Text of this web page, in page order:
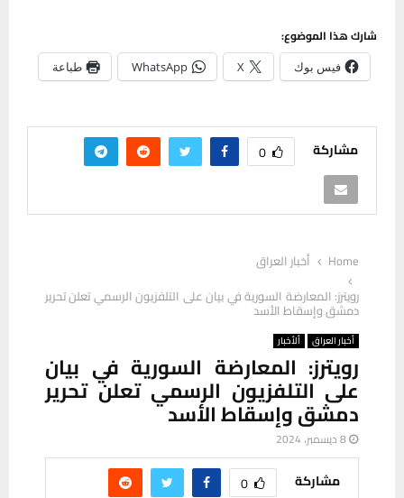
شارك هذا الموضوع:
فيس بوك X
WhatsApp طباعة
مشاركة 0
Home
أخبار العراق
رويترز: المعارضة السورية في بيان على التلفزيون الرسمي تعلن تحرير
دمشق وإسقاط الأسد
أخبار العراق ألأخبار
رويترز: المعارضة السورية في بيان
على التلفزيون الرسمي تعلن تحرير
دمشق وإسقاط الأسد
8 ديسمبر، 2024
مشاركة 0